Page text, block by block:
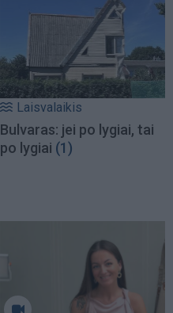
Laisvalaikis
Bulvaras: jei po lygiai, tai
po lygiai (1)